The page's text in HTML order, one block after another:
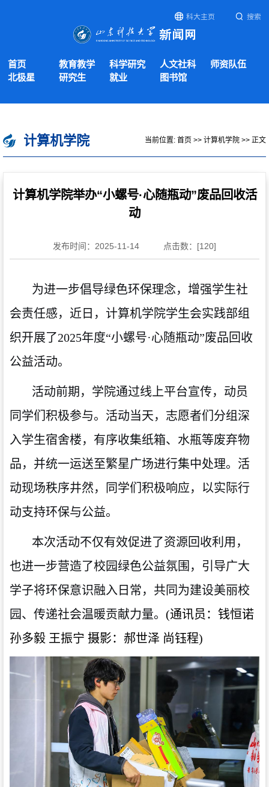
科大主页 搜索
首页 教育教学 科学研究 人文社科
师资队伍
北极星
研究生 就业 图书馆
计算机学院 当前位置: 首页 >> 计算机学院 >> 正文
计算机学院举办“小螺号·心随瓶动”废品回收活
动
发布时间：2025-11-14 点击数：[120]
为进一步倡导绿色环保理念，增强学生社
会责任感，近日，计算机学院学生会实践部组
织开展了2025年度“小螺号·心随瓶动”废品回收
公益活动。
活动前期，学院通过线上平台宣传，动员
同学们积极参与。活动当天，志愿者们分组深
入学生宿舍楼，有序收集纸箱、水瓶等废弃物
品，并统一运送至繁星广场进行集中处理。活
动现场秩序井然，同学们积极响应，以实际行
动支持环保与公益。
本次活动不仅有效促进了资源回收利用，
也进一步营造了校园绿色公益氛围，引导广大
学子将环保意识融入日常，共同为建设美丽校
园、传递社会温暖贡献力量。 (通讯员 ： 钱恒诺
孙多毅 王振宁 摄影：郝世泽 尚钰程)